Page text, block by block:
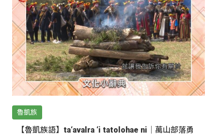
魯凱族
【魯凱族語】ta‘avalra ‘i tatolohae ni｜萬山部落勇